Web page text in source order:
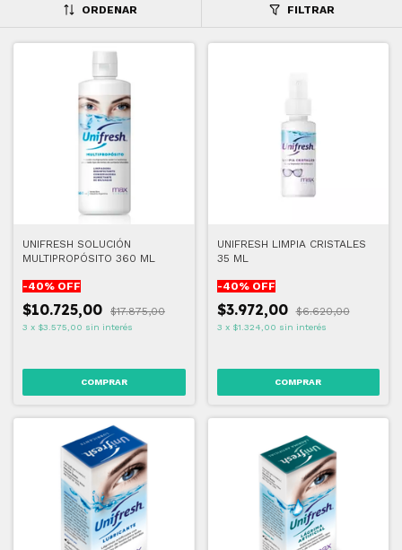
ORDENAR FILTRAR
UNIFRESH SOLUCIÓN
MULTIPROPÓSITO 360 ML
-40% OFF
$10.725,00 $17.875,00
3 x $3.575,00 sin interés
UNIFRESH LIMPIA CRISTALES
35 ML
-40% OFF
$3.972,00 $6.620,00
3 x $1.324,00 sin interés